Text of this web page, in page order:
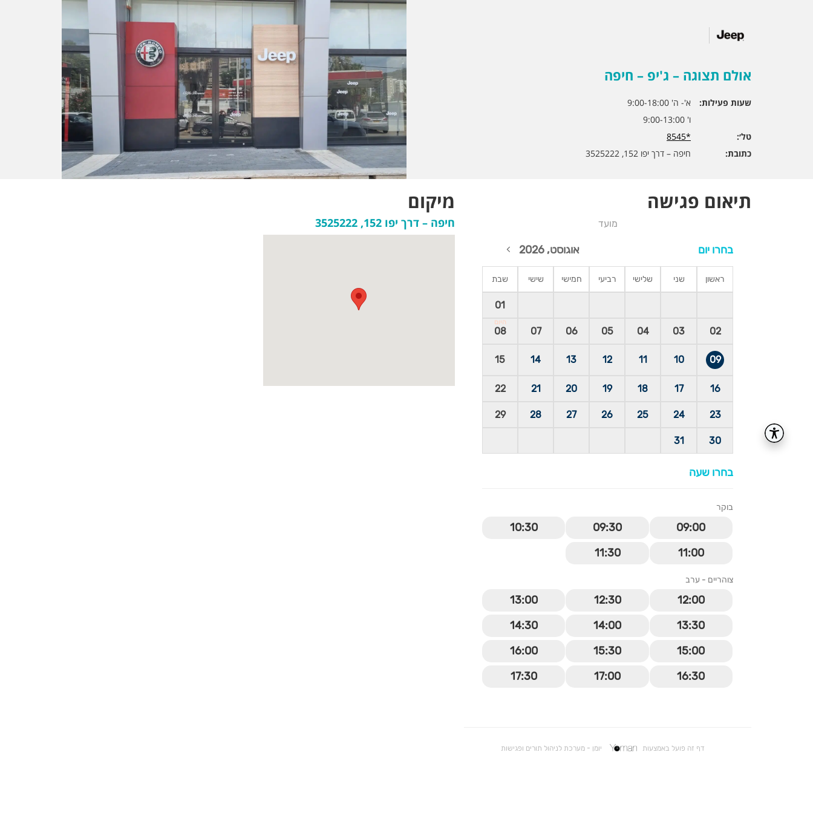
אולם תצוגה – ג'יפ – חיפה
שעות פעילות:
א'- ה' 9:00-18:00
ו' 9:00-13:00
טל׳:
*8545
כתובת:
חיפה – דרך יפו 152, 3525222
תיאום פגישה מיקום
חיפה – דרך יפו 152, 3525222